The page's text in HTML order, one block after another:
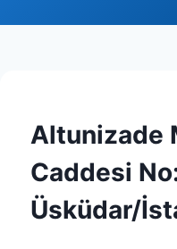
Altunizade
Caddesi
Üsküdar/